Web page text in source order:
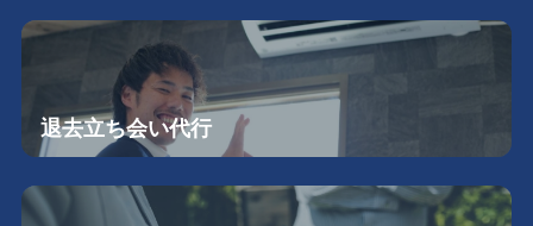
退去立ち会い代行